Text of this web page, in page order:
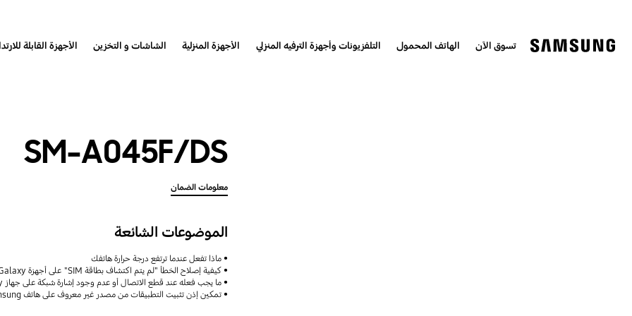
تسوق الآن الهاتف المحمول التلفزيونات وأجهزة الترفيه المنزلي الأجهزة المنزلية الشاشات و التخزين الأجهزة القابلة
SM-A045F/DS
معلومات الضمان
الموضوعات الشائعة
ماذا تفعل عندما ترتفع درجة حرارة هاتفك
كيفية إصلاح الخطأ "لم يتم اكتشاف بطاقة SIM" على أجهزة Samsung Galaxy
ما يجب فعله عند قطع الاتصال أو عدم وجود إشارة شبكة على جهاز Galaxy
تمكين إذن تثبيت التطبيقات من مصدر غير معروف على هاتف Samsung